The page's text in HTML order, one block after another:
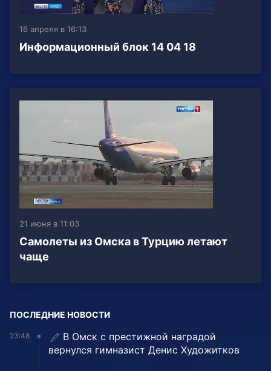
16 апреля в 16:13
Информационный блок 14 04 18
21 июня в 11:03
Самолеты из Омска в Турцию летают
чаще
ПОСЛЕДНИЕ НОВОСТИ
23:48
В Омск с престижной наградой
вернулся гимназист Денис Художитков